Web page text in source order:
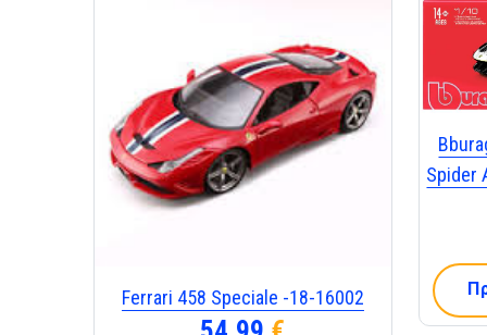
Ferrari 458 Speciale -18-16002
Spider